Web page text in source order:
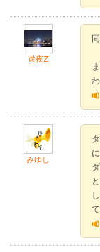
遊夜Z
みゆし